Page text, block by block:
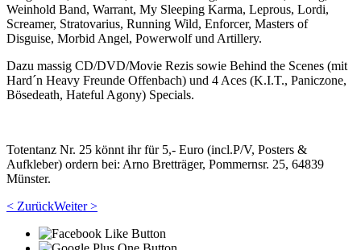
Weinhold Band, Warrant, My Sleeping Karma, Leprous, Lordi,
Screamer, Stratovarius, Running Wild, Enforcer, Masters of
Disguise, Morbid Angel, Powerwolf und Artillery.
Dazu massig CD/DVD/Movie Rezis sowie Behind the Scenes (mit
Hard´n Heavy Freunde Offenbach) und 4 Aces (K.I.T., Paniczone,
Bösedeath, Hateful Agony) Specials.
Totentanz Nr. 25 könnt ihr für 5,- Euro (incl.P/V, Posters &
Aufkleber) ordern bei: Arno Bretträger, Pommernsr. 25, 64839
Münster.
< ZurückWeiter >